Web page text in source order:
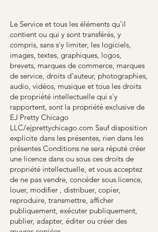
Le Service et tous les éléments qu'il
contient ou qui y sont transférés, y
compris, sans s'y limiter, les logiciels,
images, textes, graphiques, logos,
brevets, marques de commerce, marques
de service, droits d'auteur, photographies,
audio, vidéos, musique et tous les droits
de propriété intellectuelle qui s'y
rapportent, sont la propriété exclusive de
EJ Pretty Chicago
LLC/ejprettychicago.com Sauf disposition
explicite dans les présentes, rien dans les
présentes Conditions ne sera réputé créer
une licence dans ou sous ces droits de
propriété intellectuelle, et vous acceptez
de ne pas vendre, concéder sous licence,
louer, modifier , distribuer, copier,
reproduire, transmettre, afficher
publiquement, exécuter publiquement,
publier, adapter, éditer ou créer des